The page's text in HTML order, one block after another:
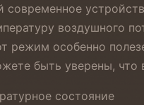
воздушного
режим особенно
быть уверены,
состояние